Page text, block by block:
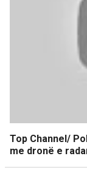
Top Channel/
me dronë e